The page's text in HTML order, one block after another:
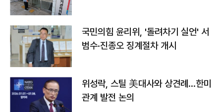
국민의힘 윤리위, '돌려차기 실언' 서
범수·진종오 징계절차 개시
위성락, 스틸 美대사와 상견례…한미
관계 발전 논의